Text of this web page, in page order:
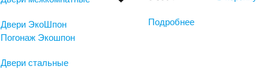
Двери ЭкоШпон
Погонаж Экошпон
Двери стальные
Подробнее